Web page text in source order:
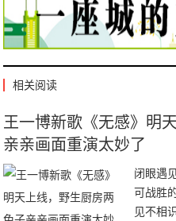
相关阅读
王一博新歌《无感》明
亲亲画面重演太妙了
闭眼遇
可战胜
见不相